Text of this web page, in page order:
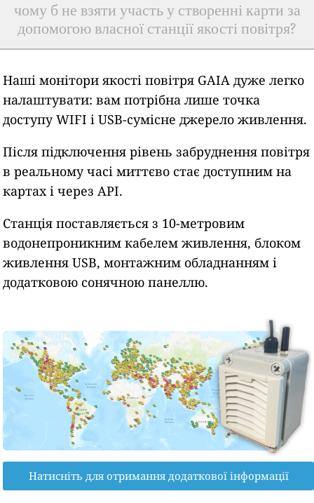
чому б не взяти участь у створенні карти за
допомогою власної станції якості повітря?
Наші монітори якості повітря GAIA дуже легко
налаштувати: вам потрібна лише точка
доступу WIFI і USB-сумісне джерело живлення.
Після підключення рівень забруднення повітря
в реальному часі миттєво стає доступним на
картах і через API.
Станція поставляється з 10-метровим
водонепроникним кабелем живлення, блоком
живлення USB, монтажним обладнанням і
додатковою сонячною панеллю.
Натисніть для отримання додаткової інформації